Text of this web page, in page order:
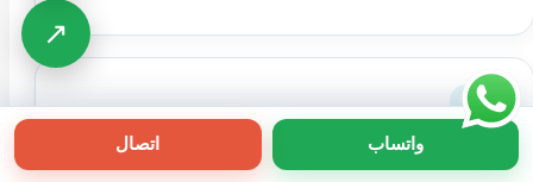
📷
صور قبل التسعير
↗
واتساب اتصال